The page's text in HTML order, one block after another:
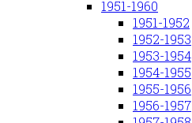
1951-1960
1951-1952
1952-1953
1953-1954
1954-1955
1955-1956
1956-1957